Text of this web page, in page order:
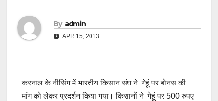
By admin
APR 15, 2013
करनाल के नीसिंग में भारतीय किसान संघ ने गेहूं पर बोनस की
मांग को लेकर प्रदर्शन किया गया। किसानों ने गेहूं पर 500 रुपए